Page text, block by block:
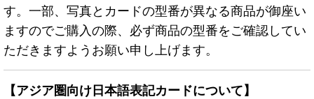
す。一部、写真とカードの型番が異なる商品が御座い
ますのでご購入の際、必ず商品の型番をご確認してい
ただきますようお願い申し上げます。
【アジア圏向け日本語表記カードについて】